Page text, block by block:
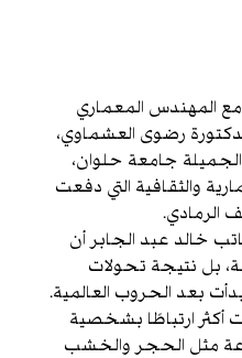
المهندس المعماري
رضوى العشماوي،
الجميلة جامعة حلوان،
والثقافية التي دفعت
الرمادي.
خالد عبد الجابر أن
بل نتيجة تحولات
بعد الحروب العالمية.
أكثر ارتباطًا بشخصية
مثل الحجر والخشب